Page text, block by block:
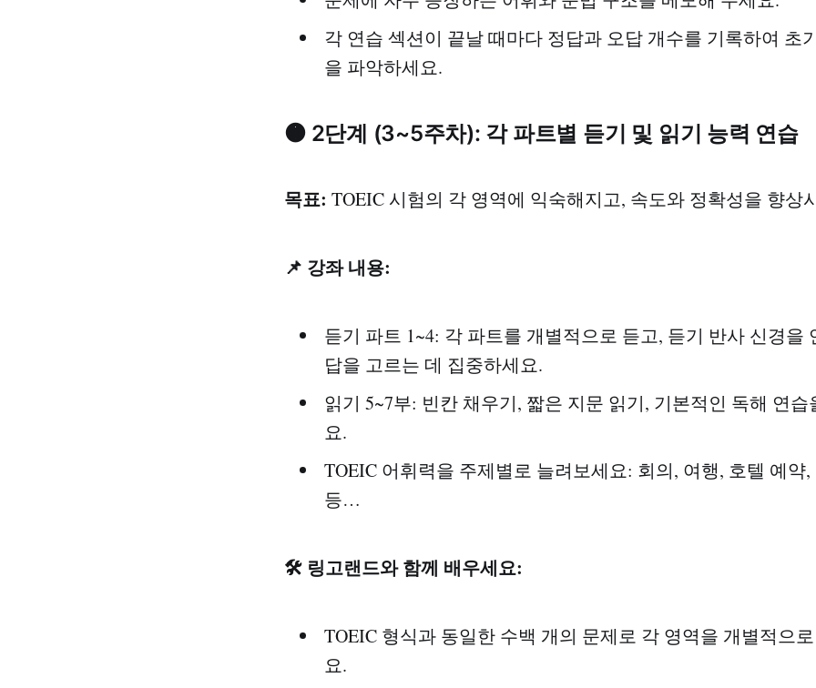
각 연습 섹션이 끝날 때마다 정답과 오답 개수를 기록하여 초
을 파악하세요.
🟠 2단계 (3~5주차): 각 파트별 듣기 및 읽기 능력 연습
목표: TOEIC 시험의 각 영역에 익숙해지고, 속도와 정확성을 향상
📌 강좌 내용:
듣기 파트 1~4: 각 파트를 개별적으로 듣고, 듣기 반사 신경을
답을 고르는 데 집중하세요.
읽기 5~7부: 빈칸 채우기, 짧은 지문 읽기, 기본적인 독해 연습
요.
TOEIC 어휘력을 주제별로 늘려보세요: 회의, 여행, 호텔 예약,
등…
🛠️ 링고랜드와 함께 배우세요:
TOEIC 형식과 동일한 수백 개의 문제로 각 영역을 개별적으
요.